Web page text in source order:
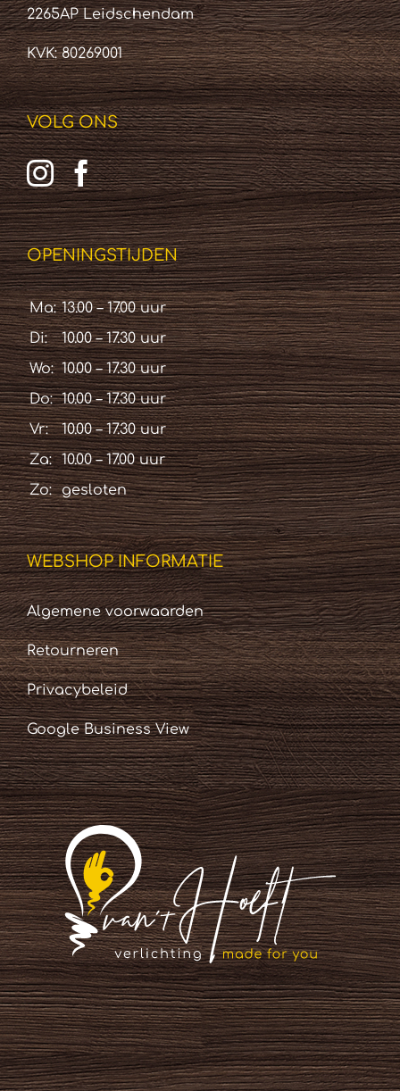
2265AP Leidschendam
KVK: 80269001
VOLG ONS
OPENINGSTIJDEN
Ma: 13.00 – 17.00 uur
Di:
10.00 – 17.30 uur
Wo: 10.00 – 17.30 uur
Do: 10.00 – 17.30 uur
Vr:
10.00 – 17.30 uur
Za:
10.00 – 17.00 uur
Zo:
gesloten
WEBSHOP INFORMATIE
Algemene voorwaarden
Retourneren
Privacybeleid
Google Business View